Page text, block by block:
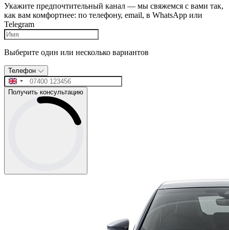
Укажите предпочтительный канал — мы свяжемся с вами так,
как вам комфортнее: по телефону, email, в WhatsApp или
Telegram
Выберите один или несколько вариантов
Телефон
Получить консультацию